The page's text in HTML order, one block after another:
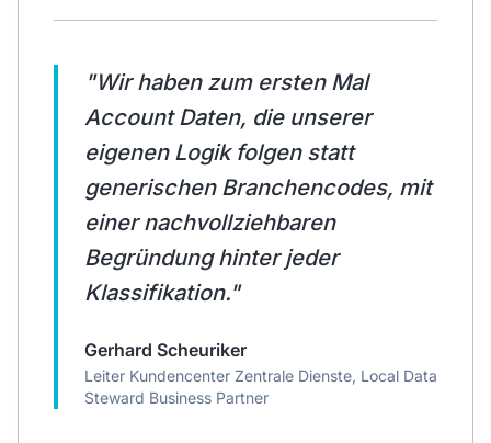
"Wir haben zum ersten Mal
Account Daten, die unserer
eigenen Logik folgen statt
generischen Branchencodes, mit
einer nachvollziehbaren
Begründung hinter jeder
Klassifikation."
Gerhard Scheuriker
Leiter Kundencenter Zentrale Dienste, Local Data
Steward Business Partner